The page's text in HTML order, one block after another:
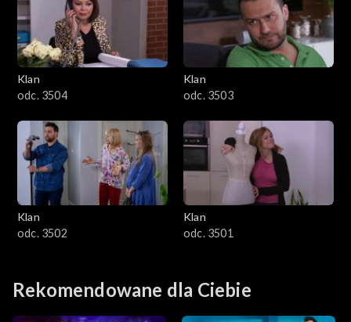
Klan
odc. 3504
Klan
odc. 3503
Klan
odc. 3502
Klan
odc. 3501
Rekomendowane dla Ciebie